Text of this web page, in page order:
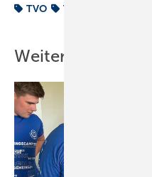
TVO Trinkwasserschutz
Weitere Inhalte